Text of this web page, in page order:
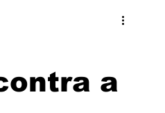
Campanha
a